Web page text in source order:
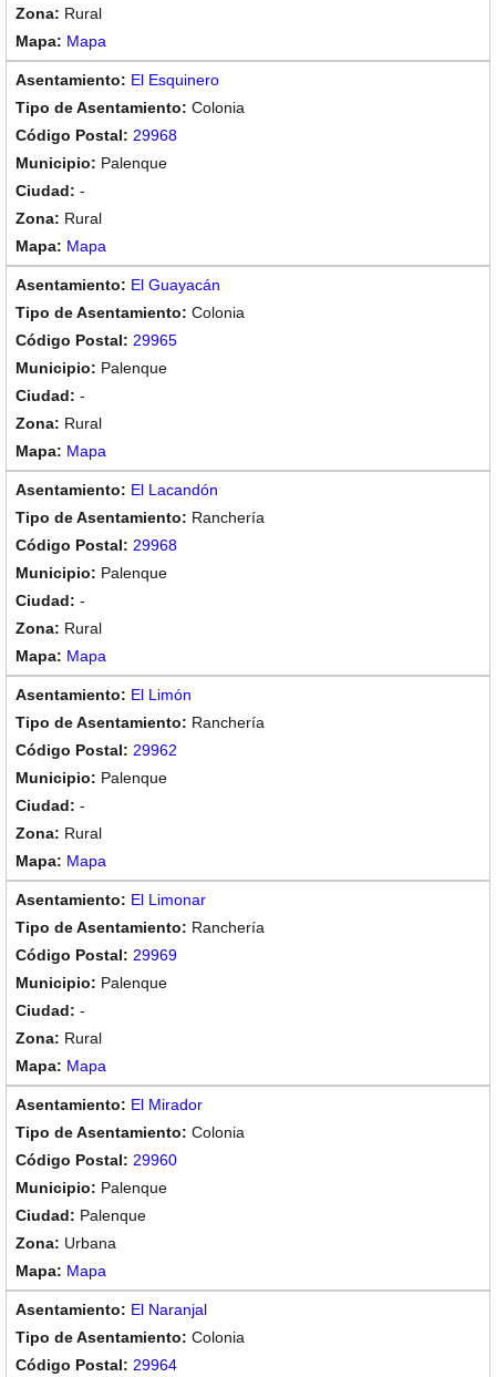
Rural
Mapa
El Esquinero
Colonia
29968
Palenque
-
Rural
Mapa
El Guayacán
Colonia
29965
Palenque
-
Rural
Mapa
El Lacandón
Ranchería
29968
Palenque
-
Rural
Mapa
El Limón
Ranchería
29962
Palenque
-
Rural
Mapa
El Limonar
Ranchería
29969
Palenque
-
Rural
Mapa
El Mirador
Colonia
29960
Palenque
Palenque
Urbana
Mapa
El Naranjal
Colonia
29964